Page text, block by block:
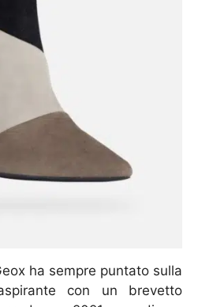
ha sempre puntato sulla
con un brevetto